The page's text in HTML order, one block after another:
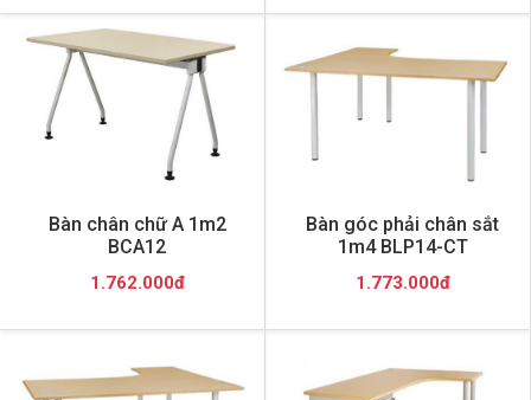
Bàn chân chữ A 1m2
BCA12
1.762.000đ
Bàn góc phải chân sắt
1m4 BLP14-CT
1.773.000đ